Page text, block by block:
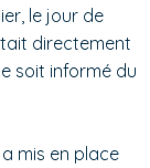
le jour de
directement
soit informé du
mis en place